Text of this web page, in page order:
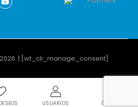
| [wt_cli_manage_consent]
USUARIOS CARRO